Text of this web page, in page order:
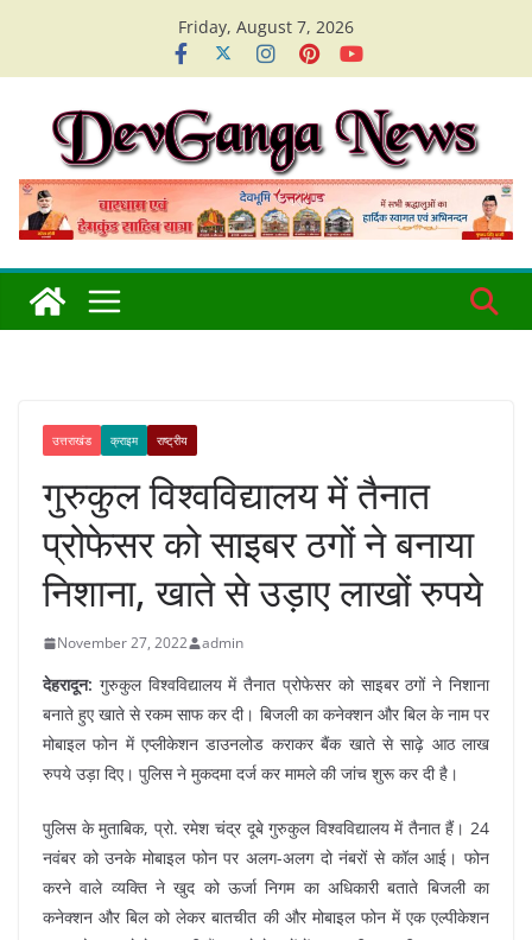
content
Friday, August 7, 2026
उत्तराखंड क्राइम राष्ट्रीय
गुरुकुल विश्वविद्यालय में तैनात
प्रोफेसर को साइबर ठगों ने बनाया
निशाना, खाते से उड़ाए लाखों रुपये
November 27, 2022 admin
देहरादून: गुरुकुल विश्वविद्यालय में तैनात प्रोफेसर को साइबर ठगों ने निशाना
बनाते हुए खाते से रकम साफ कर दी। बिजली का कनेक्शन और बिल के नाम पर
मोबाइल फोन में एप्लीकेशन डाउनलोड कराकर बैंक खाते से साढ़े आठ लाख
रुपये उड़ा दिए। पुलिस ने मुकदमा दर्ज कर मामले की जांच शुरू कर दी है।
पुलिस के मुताबिक, प्रो. रमेश चंद्र दूबे गुरुकुल विश्वविद्यालय में तैनात हैं। 24
नवंबर को उनके मोबाइल फोन पर अलग-अलग दो नंबरों से कॉल आई। फोन
करने वाले व्यक्ति ने खुद को ऊर्जा निगम का अधिकारी बताते बिजली का
कनेक्शन और बिल को लेकर बातचीत की और मोबाइल फोन में एक एल्पीकेशन